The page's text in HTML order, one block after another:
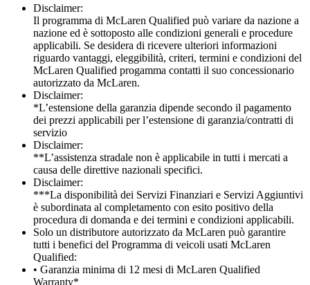
Disclaimer:
Il programma di McLaren Qualified può variare da nazione a
nazione ed è sottoposto alle condizioni generali e procedure
applicabili. Se desidera di ricevere ulteriori informazioni
riguardo vantaggi, eleggibilità, criteri, termini e condizioni del
McLaren Qualified progamma contatti il suo concessionario
autorizzato da McLaren.
Disclaimer:
*L’estensione della garanzia dipende secondo il pagamento
dei prezzi applicabili per l’estensione di garanzia/contratti di
servizio
Disclaimer:
**L’assistenza stradale non è applicabile in tutti i mercati a
causa delle direttive nazionali specifici.
Disclaimer:
***La disponibilità dei Servizi Finanziari e Servizi Aggiuntivi
è subordinata al completamento con esito positivo della
procedura di domanda e dei termini e condizioni applicabili.
Solo un distributore autorizzato da McLaren può garantire
tutti i benefici del Programma di veicoli usati McLaren
Qualified:
• Garanzia minima di 12 mesi di McLaren Qualified
Warranty*